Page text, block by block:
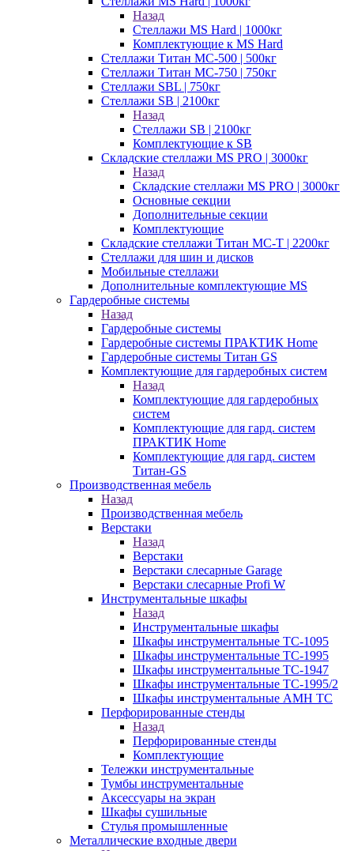
Назад
Стеллажи MS Hard | 1000кг
Комплектующие к MS Hard
Стеллажи Титан МС-500 | 500кг
Стеллажи Титан МС-750 | 750кг
Стеллажи SBL | 750кг
Стеллажи SB | 2100кг
Назад
Стеллажи SB | 2100кг
Комплектующие к SB
Складские стеллажи MS PRO | 3000кг
Назад
Складские стеллажи MS PRO | 3000кг
Основные секции
Дополнительные секции
Комплектующие
Складские стеллажи Титан МС-Т | 2200кг
Стеллажи для шин и дисков
Мобильные стеллажи
Дополнительные комплектующие MS
Гардеробные системы
Назад
Гардеробные системы
Гардеробные системы ПРАКТИК Home
Гардеробные системы Титан GS
Комплектующие для гардеробных систем
Назад
Комплектующие для гардеробных
систем
Комплектующие для гард. систем
ПРАКТИК Home
Комплектующие для гард. систем
Титан-GS
Производственная мебель
Назад
Производственная мебель
Верстаки
Назад
Верстаки
Верстаки слесарные Garage
Верстаки слесарные Profi W
Инструментальные шкафы
Назад
Инструментальные шкафы
Шкафы инструментальные TC-1095
Шкафы инструментальные TC-1995
Шкафы инструментальные TC-1947
Шкафы инструментальные TC-1995/2
Шкафы инструментальные AMH TC
Перфорированные стенды
Назад
Перфорированные стенды
Комплектующие
Тележки инструментальные
Тумбы инструментальные
Аксессуары на экран
Шкафы сушильные
Стулья промышленные
Металлические входные двери